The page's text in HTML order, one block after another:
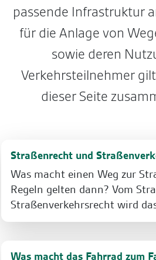
passende Infrastruktur
für die Anlage von
sowie deren
Verkehrsteilnehmer
dieser Seite
Straßenrecht und
Was macht einen Weg zur
Regeln gelten dann? Vom
Straßenverkehrsrecht wird
Was macht das Fahrrad zum